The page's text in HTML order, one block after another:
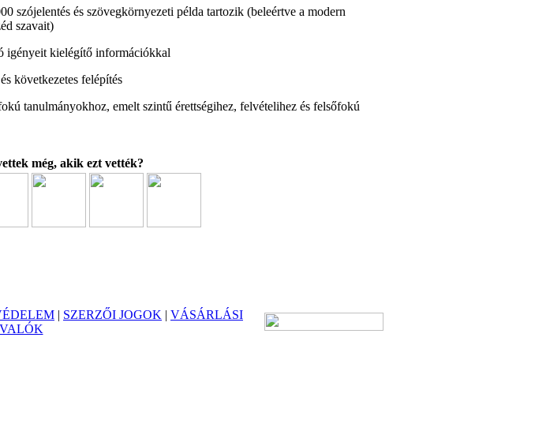
szójelentés és szövegkörnyezeti példa tartozik (beleértve a modern
szavait)
igényeit kielégítő információkkal
következetes felépítés
tanulmányokhoz, emelt szintű érettségihez, felvételihez és felsőfokú
még, akik ezt vették?
| SZERZŐI JOGOK | VÁSÁRLÁSI